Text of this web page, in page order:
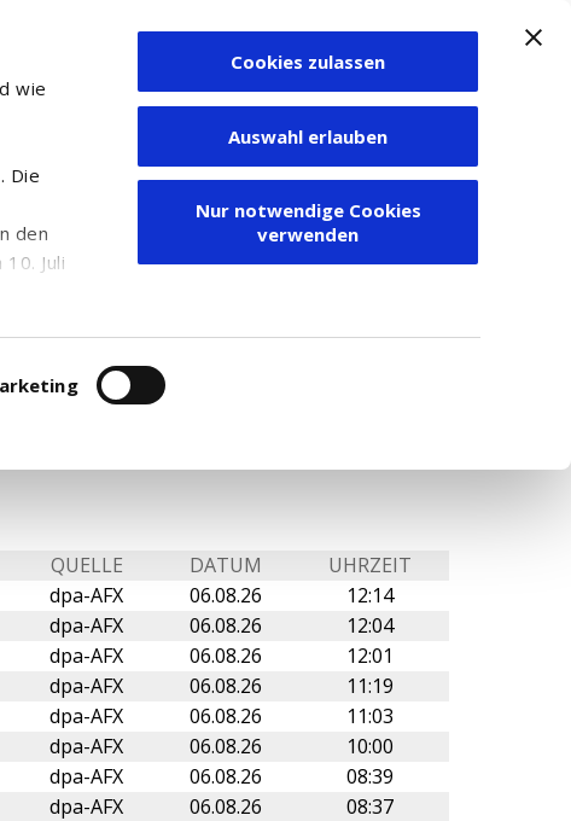
wie
Die
den
Juli
Cookies zulassen
Auswahl erlauben
Nur notwendige Cookies
verwenden
Zum Depot
Für weitere Recherchen empfehlen wir
QUELLE DATUM
UHRZEIT
dpa-AFX 06.08.26
12:14
dpa-AFX 06.08.26
12:04
dpa-AFX 06.08.26
12:01
dpa-AFX 06.08.26
11:19
dpa-AFX 06.08.26
11:03
dpa-AFX 06.08.26
10:00
dpa-AFX 06.08.26
08:39
dpa-AFX 06.08.26
08:37